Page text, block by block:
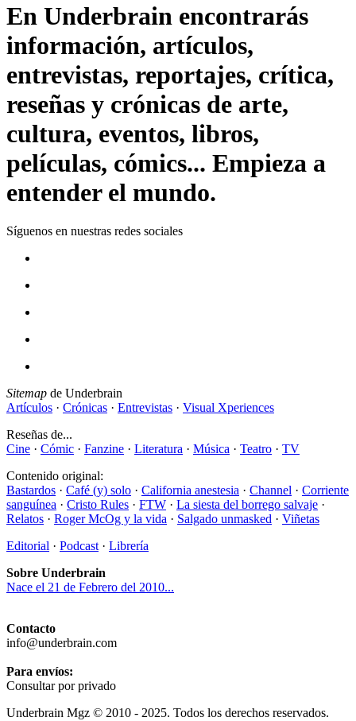
En Underbrain encontrarás
información, artículos,
entrevistas, reportajes, crítica,
reseñas y crónicas de arte,
cultura, eventos, libros,
películas, cómics... Empieza a
entender el mundo.
Síguenos en nuestras redes sociales
Sitemap de Underbrain
Artículos · Crónicas · Entrevistas · Visual Xperiences
Reseñas de...
Cine · Cómic · Fanzine · Literatura · Música · Teatro · TV
Contenido original:
Bastardos · Café (y) solo · California anestesia · Channel · Corriente
sanguínea · Cristo Rules · FTW · La siesta del borrego salvaje ·
Relatos · Roger McOg y la vida · Salgado unmasked · Viñetas
Editorial · Podcast · Librería
Sobre Underbrain
Nace el 21 de Febrero del 2010...
Contacto
info@underbrain.com
Para envíos:
Consultar por privado
Underbrain Mgz © 2010 - 2025. Todos los derechos reservados.